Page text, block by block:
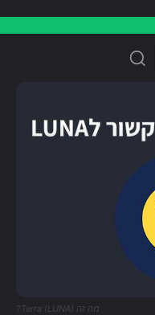
מה זה Terra (LUNA)?